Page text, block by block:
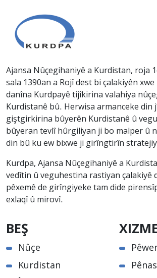
Ajansa Nûçegihaniyê a Kurdistan, roja
sala 1390an a Rojî dest bi çalakiyên
danîna Kurdpayê tijîkirina valahiya
Kurdistanê bû. Herwisa armanceke din
giştgirkirina bûyerên Kurdistanê û
bûyeran tevlî hûrgiliyan ji bo malper û
din bû ku ew bixwe ji girîngtirîn
Kurdpa, Ajansa Nûçegihaniyê a
vedîtin û veguhestina rastiyan çalakiyê
pêxemê de girîngiyeke tam dide
exlaqî û mirovî.
BEŞ
Nûçe
Kurdistan